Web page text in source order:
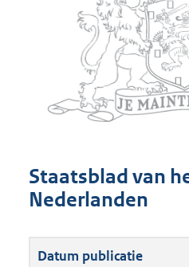
Staatsblad van
Nederlanden